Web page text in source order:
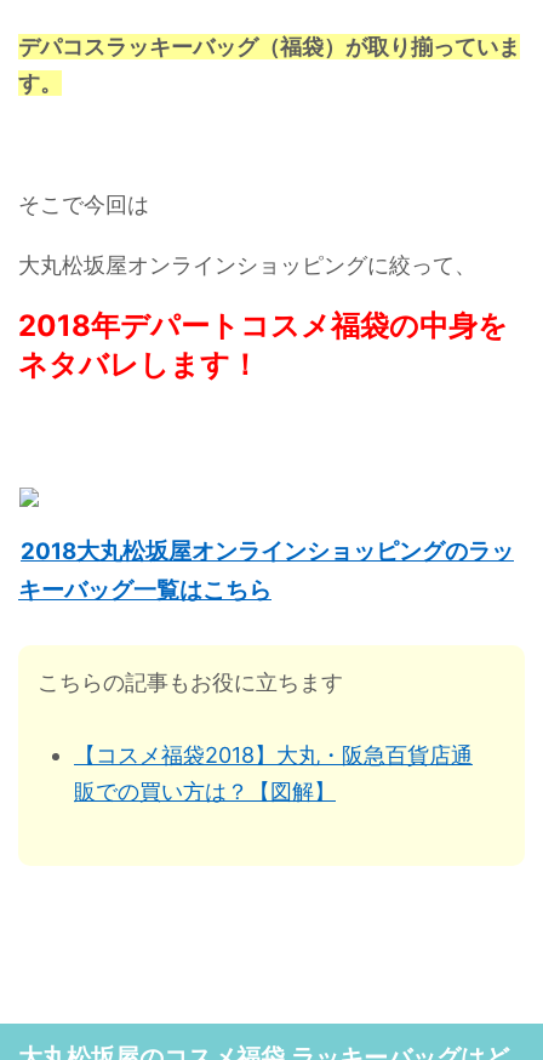
デパコスラッキーバッグ（福袋）が取り揃っていま
す。
そこで今回は
大丸松坂屋オンラインショッピングに絞って、
2018年デパートコスメ福袋の中身を
ネタバレします！
2018大丸松坂屋オンラインショッピングのラッ
キーバッグ一覧はこちら
こちらの記事もお役に立ちます
【コスメ福袋2018】大丸・阪急百貨店通
販での買い方は？【図解】